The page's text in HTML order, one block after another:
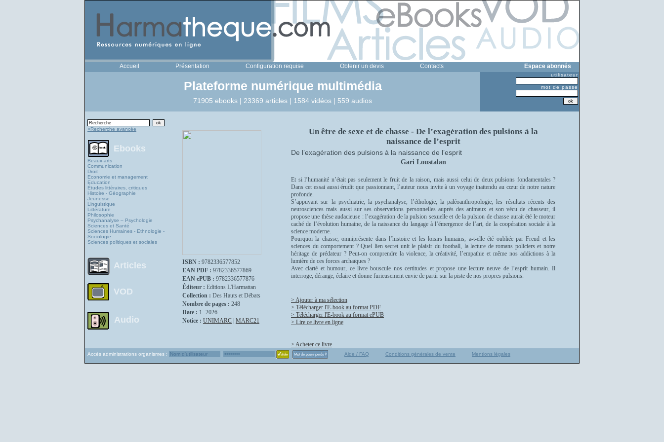
Accueil Présentation Configuration requise Obtenir un devis Contacts Espace abonnés
Plateforme numérique multimédia
71905 ebooks | 23369 articles | 1584 vidéos | 559 audios
utilisateur
mot de passe
>Recherche avancée
Ebooks
Beaux-arts
Communication
Droit
Economie et management
Education
Études littéraires, critiques
Histoire - Géographie
Jeunesse
Linguistique
Littérature
Philosophie
Psychanalyse – Psychologie
Sciences et Santé
Sciences Humaines - Ethnologie -
Sociologie
Sciences politiques et sociales
Articles
VOD
Audio
ISBN : 9782336577852
EAN PDF : 9782336577869
EAN ePUB : 9782336577876
Éditeur : Editions L'Harmattan
Collection : Des Hauts et Débats
Nombre de pages : 248
Date : 1- 2026
Notice : UNIMARC MARC21
Un être de sexe et de chasse - De l’exagération des pulsions à la
naissance de l’esprit
De l’exagération des pulsions à la naissance de l’esprit
Gari Loustalan
Et si l’humanité n’était pas seulement le fruit de la raison, mais aussi celui de deux pulsions fondamentales ?
Dans cet essai aussi érudit que passionnant, l’auteur nous invite à un voyage inattendu au cœur de notre nature
profonde.
S’appuyant sur la psychiatrie, la psychanalyse, l’éthologie, la paléoanthropologie, les résultats récents des
neurosciences mais aussi sur ses observations personnelles auprès des animaux et son vécu de chasseur, il
propose une thèse audacieuse : l’exagération de la pulsion sexuelle et de la pulsion de chasse aurait été le moteur
caché de l’évolution humaine, de la naissance du langage à l’émergence de l’art, de la coopération sociale à la
science moderne.
Pourquoi la chasse, omniprésente dans l’histoire et les loisirs humains, a-t-elle été oubliée par Freud et les
sciences du comportement ? Quel lien secret unit le plaisir du football, la lecture de romans policiers et notre
héritage de prédateur ? Peut-on comprendre la violence, la créativité, l’empathie et même nos addictions à la
lumière de ces forces archaïques ?
Avec clarté et humour, ce livre bouscule nos certitudes et propose une lecture neuve de l’esprit humain. Il
interroge, dérange, éclaire et donne furieusement envie de partir sur la piste de nos propres pulsions.
> Ajouter à ma sélection
> Télécharger l'E-book au format PDF
> Télécharger l'E-book au format ePUB
> Lire ce livre en ligne
> Acheter ce livre
Accès administrations organismes : Aide / FAQ Conditions générales de vente Mentions légales